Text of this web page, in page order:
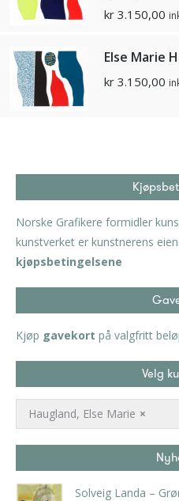
kr 3.150,00
Else Marie
kr 3.150,00
Norske Grafikere formidler
kunstverket er kunstnerens
kjøpsbetingelsene
Kjøp gavekort på valgfritt
Velg
×
Haugland, Else Marie
Solveig Landa –